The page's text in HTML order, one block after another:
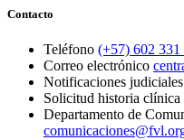
Contacto
Teléfono (+57) 602 331
Correo electrónico
Notificaciones judiciales
Solicitud historia clínica
Departamento de